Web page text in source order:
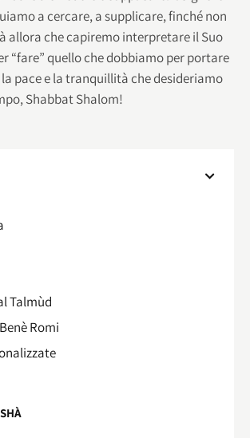
a cercare, a supplicare, finché non
allora che capiremo interpretare il Suo
“fare” quello che dobbiamo per portare
pace e la tranquillità che desideriamo
Shabbat Shalom!
Talmùd
Romi​